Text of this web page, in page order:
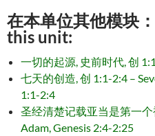
在本单位其他模块
this unit:
一切的起源, 史前时代, 创
七天的创造, 创 1:1-2:4 –
1:1-2:4
圣经清楚记载亚当是第一
Adam, Genesis 2:4-2:25